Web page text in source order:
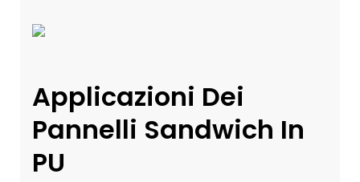
Applicazioni Dei
Pannelli Sandwich In
PU